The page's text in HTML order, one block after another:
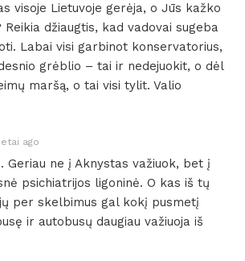
visoje Lietuvoje gerėja, o Jūs kažko
džiaugtis, kad vadovai sugeba
Labai visi garbinot konservatorius,
grėblio – tai ir nedejuokit, o dėl
maršą, o tai visi tylit. Valio
ago
Geriau ne į Aknystas važiuok, bet į
psichiatrijos ligoninė. O kas iš tų
per skelbimus gal kokį pusmetį
ir autobusų daugiau važiuoja iš